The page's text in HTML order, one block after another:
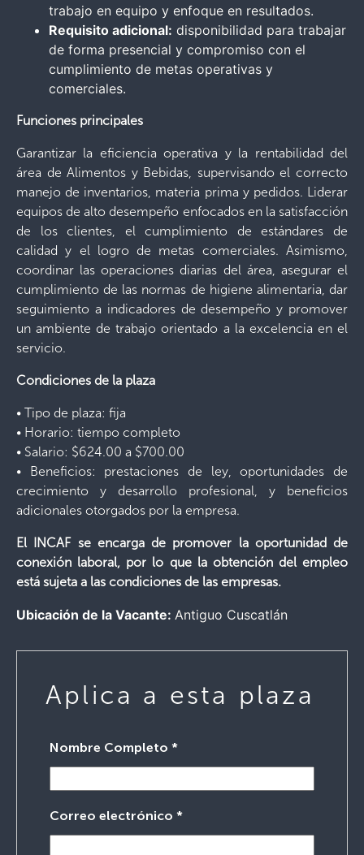
trabajo en equipo y enfoque en resultados.
Requisito adicional: disponibilidad para trabajar
de forma presencial y compromiso con el
cumplimiento de metas operativas y
comerciales.
Funciones principales
Garantizar la eficiencia operativa y la rentabilidad del
área de Alimentos y Bebidas, supervisando el correcto
manejo de inventarios, materia prima y pedidos. Liderar
equipos de alto desempeño enfocados en la satisfacción
de los clientes, el cumplimiento de estándares de
calidad y el logro de metas comerciales. Asimismo,
coordinar las operaciones diarias del área, asegurar el
cumplimiento de las normas de higiene alimentaria, dar
seguimiento a indicadores de desempeño y promover
un ambiente de trabajo orientado a la excelencia en el
servicio.
Condiciones de la plaza
• Tipo de plaza: fija
• Horario: tiempo completo
• Salario: $624.00 a $700.00
• Beneficios: prestaciones de ley, oportunidades de
crecimiento y desarrollo profesional, y beneficios
adicionales otorgados por la empresa.
El INCAF se encarga de promover la oportunidad de
conexión laboral, por lo que la obtención del empleo
está sujeta a las condiciones de las empresas.
Ubicación de la Vacante: Antiguo Cuscatlán
Aplica a esta plaza
Nombre Completo *
Correo electrónico *